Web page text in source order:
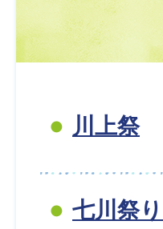
川上祭
七川祭り